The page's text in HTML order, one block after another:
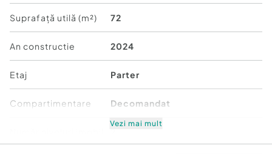
Confort: 1
Tip imobil:Bloc de apartamente
Număr Băi:2
Suprafață utilă (m²) 72
An constructie 2024
Etaj Parter
Compartimentare Decomandat
Vezi mai mult